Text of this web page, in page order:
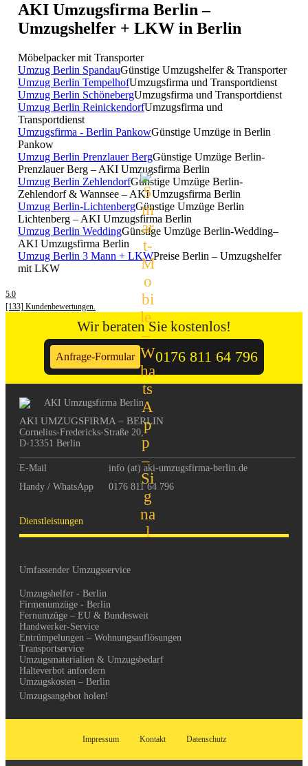
AKI Umzugsfirma Berlin –
Umzugshelfer + LKW in Berlin
Möbelpacker mit Transporter
Umzug Berlin SpandauGünstige Umzugshelfer & Transporter
Umzug Berlin TempelhofUmzugsfirma und Transportdienst
Umzug Berlin SchönebergUmzugsfirma und Transportdienst
Umzug Berlin ReinickendorfUmzugsfirma und
Transportdienst
Umzugsfirma - Berlin PankowGünstige Umzüge in Berlin
Pankow
Umzug Berlin Prenzlauer BergGünstige Umzüge Berlin-
Prenzlauer Berg – AKI Umzugsfirma Berlin
Umzug Berlin ZehlendorfGünstige Umzüge Berlin-
Zehlendorf & Wannsee – AKI Umzugsfirma Berlin
Umzug Berlin-LichtenbergGünstige Umzüge Berlin
Lichtenberg – AKI Umzugsfirma Berlin
Umzug Berlin WeddingGünstige Umzüge Berlin-Wedding–
AKI Umzugsfirma Berlin
Umzug Berlin 3 Mann + LKWPreise Berlin – Umzugshelfer
mit LKW
5.0
[133] Kundenbewertungen.
Wir beraten Sie kostenlos!
Anfrage-Formular 0176 811 64 796
AKI UMZUGSFIRMA – BERLIN
Cornelius-Fredericks-Straße 20,
D-13351 Berlin
E-Mail
info (at) aki-umzugsfirma-berlin.de
Handy / WhatsApp
0176 811 64 796
Dienstleistungen
Umfassender Umzugsservice
Umzugshelfer - Berlin
Firmenumzüge - Berlin
Fernumzüge – EU & Bundesweit
Handwerker-Service
Entrümpelungen – Wohnungsauflösungen
Transportservice
Umzugsmaterialien & Umzugsbedarf
Halteverbot anfordern
Umzugskosten – Berlin
Umzugsangebot holen!
Impressum Kontakt Datenschutz